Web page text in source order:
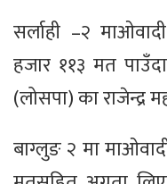
सर्लाही –२
हजार ११३ मत पाउँदा
(लोसपा) का राजेन्द्र
बाग्लुङ २ मा